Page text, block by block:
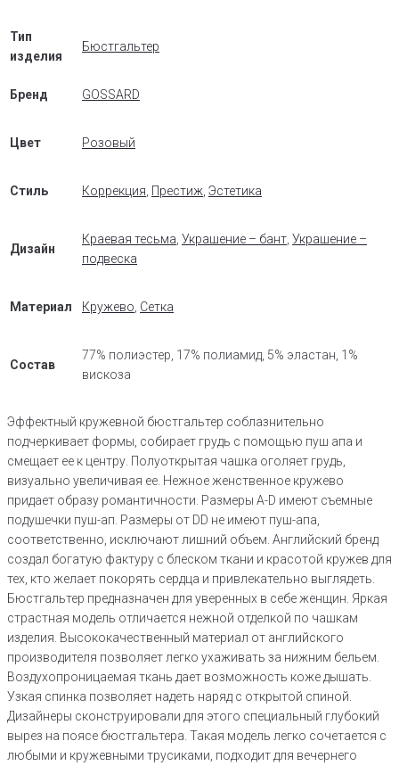
Тип
изделия
Бюстгальтер
Бренд GOSSARD
Цвет Розовый
Стиль Коррекция Престиж Эстетика
Дизайн
Краевая тесьма Украшение – бант Украшение –
подвеска
Материал Кружево Сетка
Состав
77% полиэстер, 17% полиамид, 5% эластан, 1%
вискоза
Эффектный кружевной бюстгальтер соблазнительно
подчеркивает формы, собирает грудь с помощью пуш апа и
смещает ее к центру. Полуоткрытая чашка оголяет грудь,
визуально увеличивая ее. Нежное женственное кружево
придает образу романтичности. Размеры А-D имеют съемные
подушечки пуш-ап. Размеры от DD не имеют пуш-апа,
соответственно, исключают лишний объем. Английский бренд
создал богатую фактуру с блеском ткани и красотой кружев для
тех, кто желает покорять сердца и привлекательно выглядеть.
Бюстгальтер предназначен для уверенных в себе женщин. Яркая
страстная модель отличается нежной отделкой по чашкам
изделия. Высококачественный материал от английского
производителя позволяет легко ухаживать за нижним бельем.
Воздухопроницаемая ткань дает возможность коже дышать.
Узкая спинка позволяет надеть наряд с открытой спиной.
Дизайнеры сконструировали для этого специальный глубокий
вырез на поясе бюстгальтера. Такая модель легко сочетается с
любыми и кружевными трусиками, подходит для вечернего